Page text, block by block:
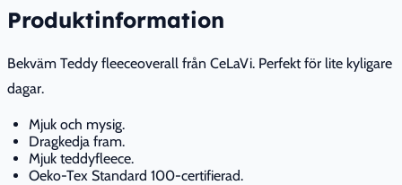
Produktinformation
Bekväm Teddy fleeceoverall från CeLaVi. Perfekt för lite kyligare
dagar.
Mjuk och mysig.
Dragkedja fram.
Mjuk teddyfleece.
Oeko-Tex Standard 100-certifierad.